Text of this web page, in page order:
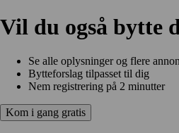
Vil du også bytte
Se alle oplysninger og flere
Bytteforslag tilpasset til dig
Nem registrering på 2 minutter
Kom i gang gratis